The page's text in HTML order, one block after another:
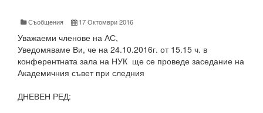
Високотехнологичен парк
Ресурси
Библиотека
Спортен комплекс
Съобщения 17 Октомври 2016
Уважаеми членове на АС,
Уведомяваме Ви, че на 24.10.2016г. от 15.15 ч. в
конферентната зала на НУК ще се проведе заседание на
Академичния съвет при следния
ДНЕВЕН РЕД: